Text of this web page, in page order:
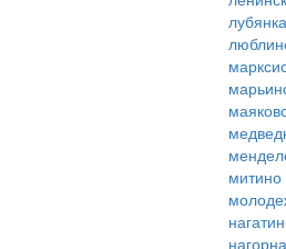
лубянка
митино